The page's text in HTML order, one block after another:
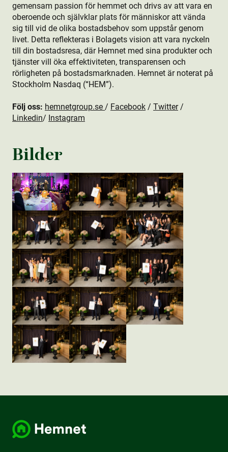
gemensam passion för hemmet och drivs av att vara en
oberoende och självklar plats för människor att vända
sig till vid de olika bostads­behov som uppstår genom
livet. Detta reflekteras i Bolagets vision att vara nyckeln
till din bostads­resa, där Hemnet med sina produkt­er och
tjänster vill öka effektiviteten, transparensen och
rörligheten på bostads­marknaden. Hemnet är noterat på
Stockholm Nasdaq (“HEM”).
Följ oss: hemnetgroup.se / Facebook / Twitter/
Linkedin/ Instagram
Bilder